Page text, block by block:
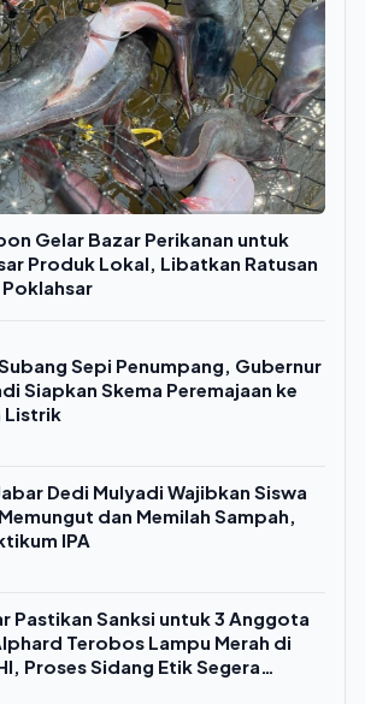
Gelar Bazar Perikanan untuk
Produk Lokal, Libatkan Ratusan
Poklahsar
Sepi Penumpang, Gubernur
Siapkan Skema Peremajaan ke
Listrik
Dedi Mulyadi Wajibkan Siswa
dan Memilah Sampah,
IPA
Pastikan Sanksi untuk 3 Anggota
Terobos Lampu Merah di
Proses Sidang Etik Segera